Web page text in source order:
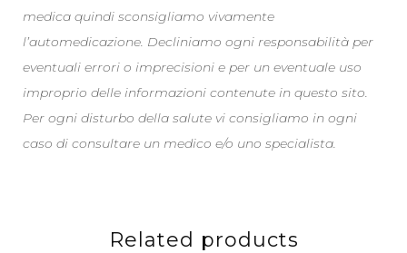
medica quindi sconsigliamo vivamente
l’automedicazione. Decliniamo ogni responsabilità per
eventuali errori o imprecisioni e per un eventuale uso
improprio delle informazioni contenute in questo sito.
Per ogni disturbo della salute vi consigliamo in ogni
caso di consultare un medico e/o uno specialista.
Related products